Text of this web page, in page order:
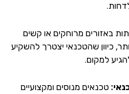
מרוחקים או קשים
שהטכנאי יצטרך להשקיע
למקום.
טכנאים מנוסים ומקצועיים